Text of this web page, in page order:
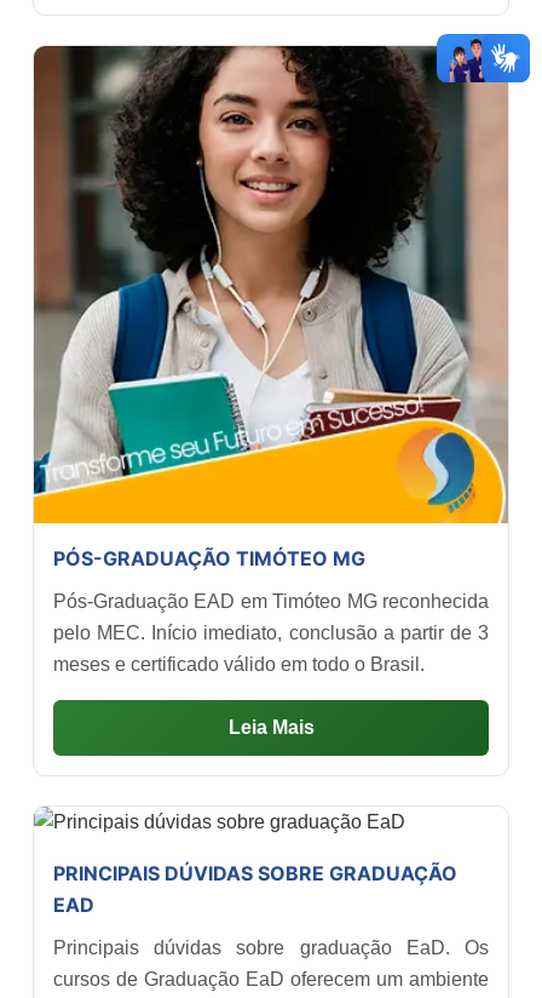
PÓS-GRADUAÇÃO TIMÓTEO MG
Pós-Graduação EAD em Timóteo MG reconhecida
pelo MEC. Início imediato, conclusão a partir de 3
meses e certificado válido em todo o Brasil.
Leia Mais
PRINCIPAIS DÚVIDAS SOBRE GRADUAÇÃO
EAD
Principais dúvidas sobre graduação EaD. Os
cursos de Graduação EaD oferecem um ambiente